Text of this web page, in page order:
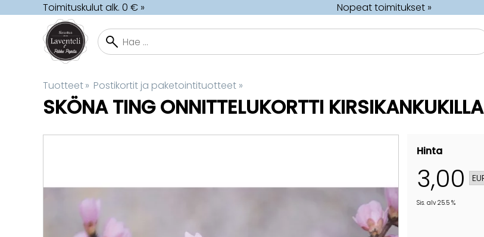
Toimituskulut alk. 0 € » Nopeat toimitukset »
Tuotteet‪» Postikortit ja paketointituotteet ‪»
SKÖNA TING ONNITTELUKORTTI KIRSIKANKUKILLA
Hinta
3,00
Sis. alv 25.5 %